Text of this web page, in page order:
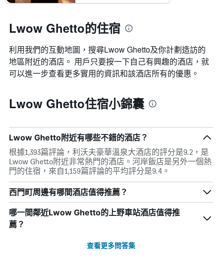
Lwow Ghetto的住宿
利用我們的互動地圖，搜尋Lwow Ghetto​及你計劃造訪的
地區附近的酒店。 用戶只要按一下自己有興趣的酒店，就
可以進一步查看更多實用的資訊和該酒店所有的優惠。
Lwow Ghetto住宿小錦囊
Lwow Ghetto附近有哪些不錯的酒店？
根據1,393篇評論，利沃夫豪華溫泉大酒店的評分是9.2，是
Lwow Ghetto附近非常熱門的酒店。河岸飯店是另外一個熱
門的住宿，來自1,159篇評論的平均評分是9.4。
西門町周邊有哪間酒店值得推薦？
哪一間鄰近Lwow Ghetto的上野車站酒店值得推
薦？
查看更多問答集